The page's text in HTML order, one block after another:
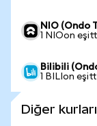
NIO (Ondo
1 NIOon
Bilibili
1 BILIon
Diğer